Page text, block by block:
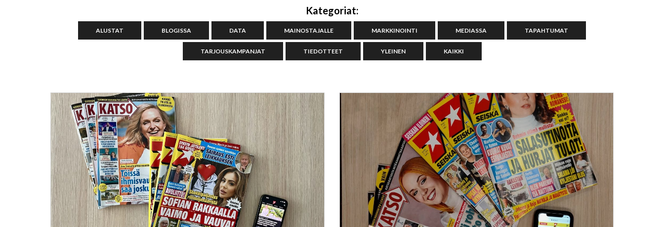
Kategoriat:
ALUSTAT BLOGISSA DATA MAINOSTAJALLE MARKKINOINTI MEDIASSA TAPAHTUMAT
TARJOUSKAMPANJAT TIEDOTTEET YLEINEN KAIKKI